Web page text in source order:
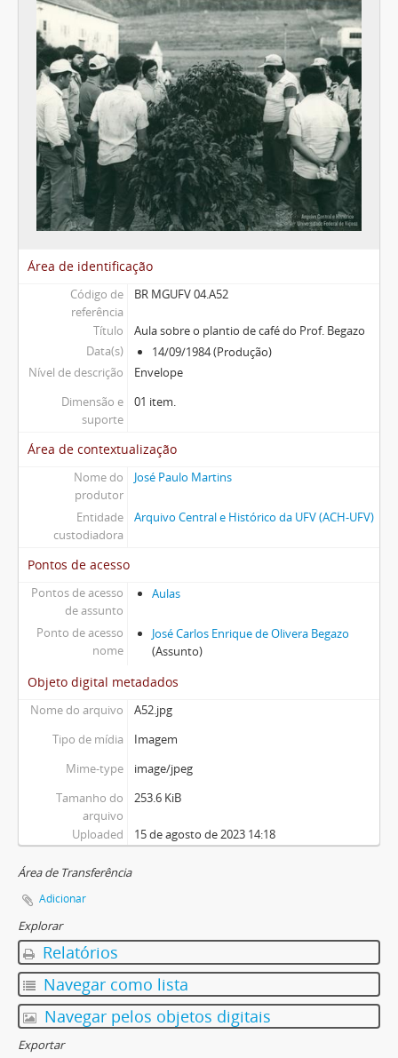
Área de identificação
Código de
referência
BR MGUFV 04.A52
Título
Aula sobre o plantio de café do Prof. Begazo
Data(s)
14/09/1984 (Produção)
Nível de descrição
Envelope
Dimensão e
suporte
01 item.
Área de contextualização
Nome do
produtor
José Paulo Martins
Entidade
custodiadora
Arquivo Central e Histórico da UFV (ACH-UFV)
Pontos de acesso
Pontos de acesso
de assunto
Aulas
Ponto de acesso
nome
José Carlos Enrique de Olivera Begazo
(Assunto)
Objeto digital metadados
Nome do arquivo
A52.jpg
Tipo de mídia
Imagem
Mime-type
image/jpeg
Tamanho do
arquivo
253.6 KiB
Uploaded 15 de agosto de 2023 14:18
Área de Transferência
Adicionar
Explorar
Relatórios
Navegar como lista
Navegar pelos objetos digitais
Exportar